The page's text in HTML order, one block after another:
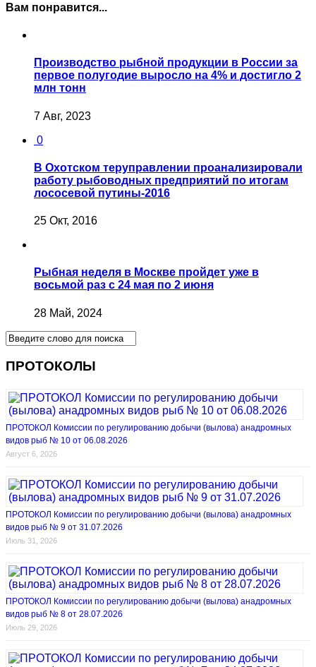
Вам понравится...
Производство рыбной продукции в России за
первое полугодие выросло на 4% и достигло 2
млн тонн
7 Авг, 2023
0
В Охотском теруправлении проанализировали
работу рыбоводных предприятий по итогам
лососевой путины-2016
25 Окт, 2016
Рыбная неделя в Москве пройдет уже в
восьмой раз с 24 мая по 2 июня
28 Май, 2024
ПРОТОКОЛЫ
ПРОТОКОЛ Комиссии по регулированию добычи (вылова) анадромных
видов рыб № 10 от 06.08.2026
Август 6, 2026
ПРОТОКОЛ Комиссии по регулированию добычи (вылова) анадромных
видов рыб № 9 от 31.07.2026
Июль 31, 2026
ПРОТОКОЛ Комиссии по регулированию добычи (вылова) анадромных
видов рыб № 8 от 28.07.2026
Июль 29, 2026